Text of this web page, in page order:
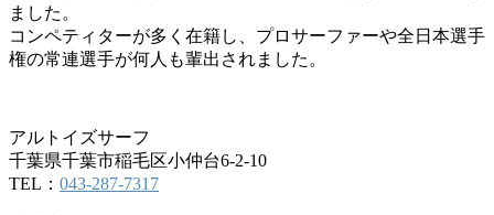
ました。
コンペティターが多く在籍し、プロサーファーや全日本選手
権の常連選手が何人も輩出されました。
アルトイズサーフ
千葉県千葉市稲毛区小仲台6-2-10
TEL： 043-287-7317